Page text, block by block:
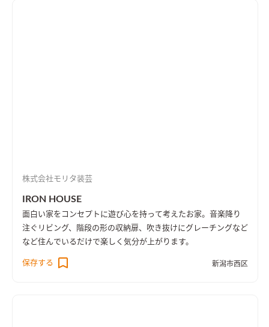
株式会社モリタ装芸
IRON HOUSE
面白い家をコンセプトに遊び心を持って考えたお家。音楽降り
注ぐリビング、階段の形の収納扉、吹き抜けにグレーチングなど
など住んでいるだけで楽しく気分が上がります。
保存する 新潟市西区